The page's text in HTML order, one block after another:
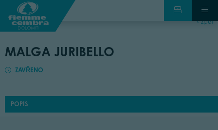
zpět
MALGA JURIBELLO
ZAVŘENO
POPIS